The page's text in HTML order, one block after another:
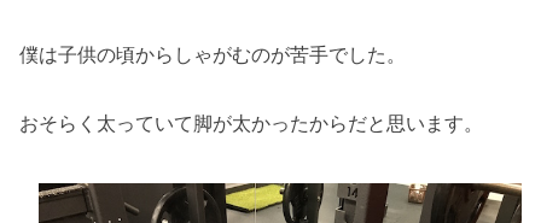
僕は子供の頃からしゃがむのが苦手でした。
おそらく太っていて脚が太かったからだと思います。